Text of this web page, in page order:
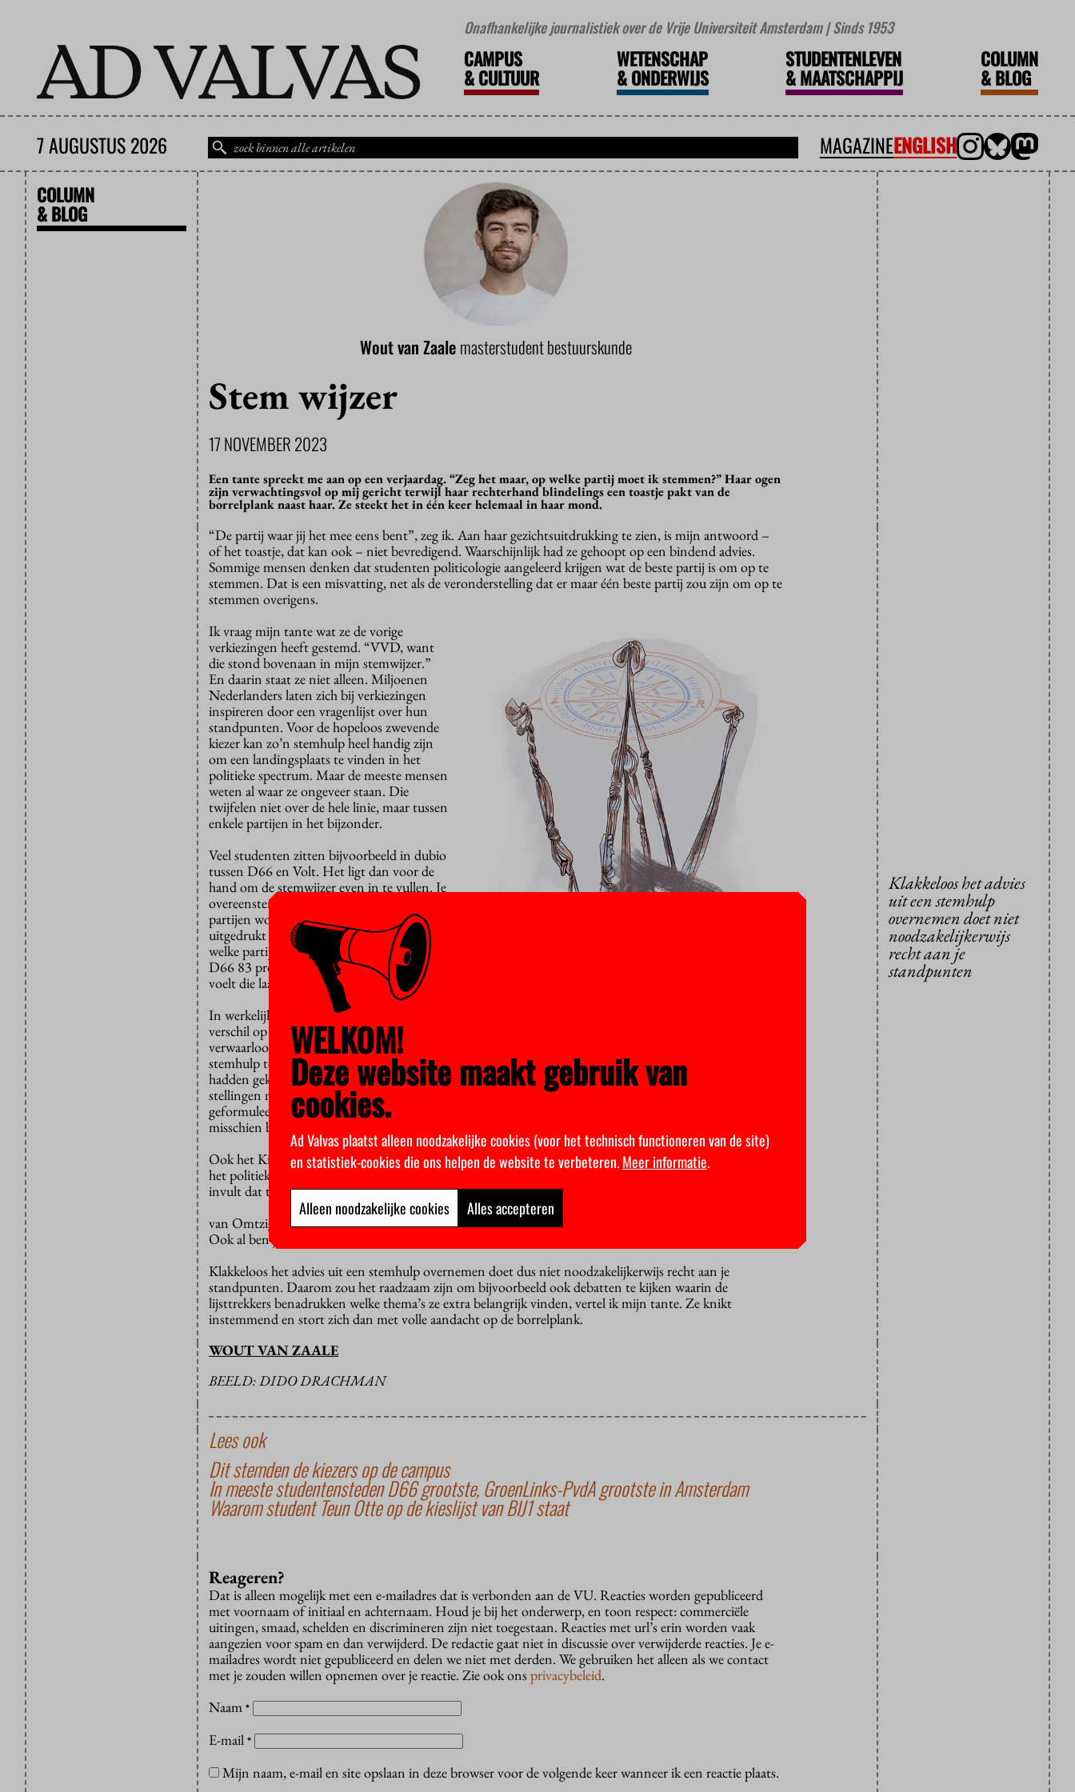
Onafhankelijke journalistiek over de Vrije Universiteit Amsterdam | Sinds 1953
CAMPUS
&CULTUUR
WETENSCHAP
&ONDERWIJS
STUDENTENLEVEN
&MAATSCHAPPIJ
COLUMN
&BLOG
7 AUGUSTUS 2026 MAGAZINEENGLISH
COLUMN
& BLOG
Wout van Zaalemasterstudent bestuurskunde
Stem wijzer
17 NOVEMBER 2023
Een tante spreekt me aan op een verjaardag. “Zeg het maar, op welke partij moet ik stemmen?” Haar ogen
zijn verwachtingsvol op mij gericht terwijl haar rechterhand blindelings een toastje pakt van de
borrelplank naast haar. Ze steekt het in één keer helemaal in haar mond.
“De partij waar jij het mee eens bent”, zeg ik. Aan haar gezichtsuitdrukking te zien, is mijn antwoord –
of het toastje, dat kan ook – niet bevredigend. Waarschijnlijk had ze gehoopt op een bindend advies.
Sommige mensen denken dat studenten politicologie aangeleerd krijgen wat de beste partij is om op te
stemmen. Dat is een misvatting, net als de veronderstelling dat er maar één beste partij zou zijn om op te
stemmen overigens.
Ik vraag mijn tante wat ze de vorige
verkiezingen heeft gestemd. “VVD, want
die stond bovenaan in mijn stemwijzer.”
En daarin staat ze niet alleen. Miljoenen
Nederlanders laten zich bij verkiezingen
inspireren door een vragenlijst over hun
standpunten. Voor de hopeloos zwevende
kiezer kan zo’n stemhulp heel handig zijn
om een landingsplaats te vinden in het
politieke spectrum. Maar de meeste mensen
weten al waar ze ongeveer staan. Die
twijfelen niet over de hele linie, maar tussen
enkele partijen in het bijzonder.
Veel studenten zitten bijvoorbeeld in dubio
tussen D66 en Volt. Het ligt dan voor de
hand om de stemwijzer even in te vullen. Je
overeenstemming met de verschillende
partijen wordt in keiharde percentages
uitgedrukt en zo is meteen duidelijk op
welke partij je het beste kunt stemmen. Als
D66 83 procent scoort en Volt 85, dan
voelt die laatste als de logische keuze. Toch?
In werkelijkheid zijn die paar procentjes
verschil op dertig stellingen
verwaarloosbaar. Als de makers van de
stemhulp toevallig net een andere stelling
hadden gekozen, of zelfs maar een van de
stellingen net iets anders hadden
geformuleerd, was die andere partij
misschien bovenaan geëindigd.
Ook het Kieskompas, dat partijvoorkeur niet presenteert middels percentages maar met een positie in
het politiek kwadrant, kan gemakkelijk een vertekend beeld geven. Wie bij elke stelling het standpunt
invult dat tegengesteld is aan dat
van Omtzigts kersverse middenpartij NSC, eindigt namelijk alsnog in het midden, het dichtst bij NSC.
Ook al ben je het welgeteld nul keer met ze eens.
Klakkeloos het advies uit een stemhulp overnemen doet dus niet noodzakelijkerwijs recht aan je
standpunten. Daarom zou het raadzaam zijn om bijvoorbeeld ook debatten te kijken waarin de
lijsttrekkers benadrukken welke thema’s ze extra belangrijk vinden, vertel ik mijn tante. Ze knikt
instemmend en stort zich dan met volle aandacht op de borrelplank.
Klakkeloos het advies
uit een stemhulp
overnemen doet niet
noodzakelijkerwijs
recht aan je
standpunten
WOUT VAN ZAALE
BEELD: DIDO DRACHMAN
Lees ook
Dit stemden de kiezers op de campus
In meeste studentensteden D66 grootste, GroenLinks-PvdA grootste in Amsterdam
Waarom student Teun Otte op de kieslijst van BIJ1 staat
Reageren?
Dat is alleen mogelijk met een e-mailadres dat is verbonden aan de VU. Reacties worden gepubliceerd
met voornaam of initiaal en achternaam. Houd je bij het onderwerp, en toon respect: commerciële
uitingen, smaad, schelden en discrimineren zijn niet toegestaan. Reacties met url’s erin worden vaak
aangezien voor spam en dan verwijderd. De redactie gaat niet in discussie over verwijderde reacties. Je e-
mailadres wordt niet gepubliceerd en delen we niet met derden. We gebruiken het alleen als we contact
met je zouden willen opnemen over je reactie. Zie ook onsprivacybeleid.
Naam *
E-mail *
Mijn naam, e-mail en site opslaan in deze browser voor de volgende keer wanneer ik een reactie plaats.
WELKOM!
Deze website maakt gebruik van
cookies.
Ad Valvas plaatst alleen noodzakelijke cookies (voor het technisch functioneren van de site)
en statistiek-cookies die ons helpen de website te verbeteren.Meer informatie.
Alleen noodzakelijke cookies Alles accepteren